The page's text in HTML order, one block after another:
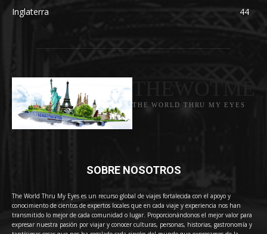
Inglaterra
44
THE WORLD THRU MY EYES
SOBRE NOSOTROS
The World Thru My Eyes es un recurso global de viajes fortalecida con el apoyo y
conocimiento de cientos de expertos locales que en cada viaje y experiencia nos han
transmitido lo mejor de cada comunidad o lugar. Proporcionándonos el mejor valor para
expresar nuestra pasión por viajar y conocer culturas, personas, historias, gastronomía y